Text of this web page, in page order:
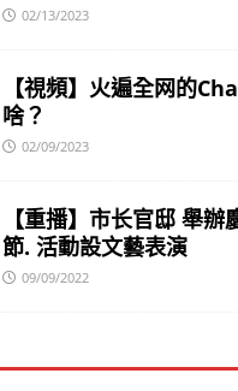
02/13/2023
【視頻】火遍全网的
啥？
02/09/2023
【重播】市长官邸 舉辦
節. 活動設文藝表演
09/09/2022